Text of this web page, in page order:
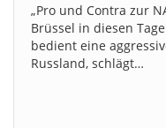
„Pro und Contra zur
Brüssel in diesen
bedient eine
Russland, schlägt…